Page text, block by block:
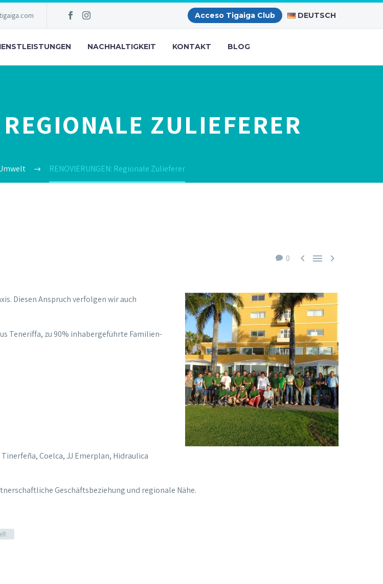
Acceso Tigaiga Club DEUTSCH
NACHHALTIGKEIT KONTAKT BLOG
ZULIEFERER
RENOVIERUNGEN: Regionale Zulieferer
0   
Diesen Anspruch verfolgen wir auch
Teneriffa, zu 90% inhabergeführte Familien-
Coelca, JJ Emerplan, Hidraulica
Geschäftsbeziehung und regionale Nähe.